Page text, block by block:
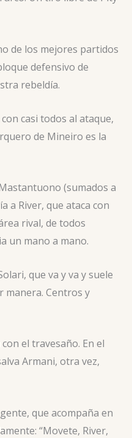
de los mejores partidos
defensivo de
rebeldía.
casi todos al ataque,
de Mineiro es la
(sumados a
a River, que ataca con
rival, de todos
un mano a mano.
que va y va y suele
manera. Centros y
el travesaño. En el
Armani, otra vez,
que acompaña en
“Movete, River,